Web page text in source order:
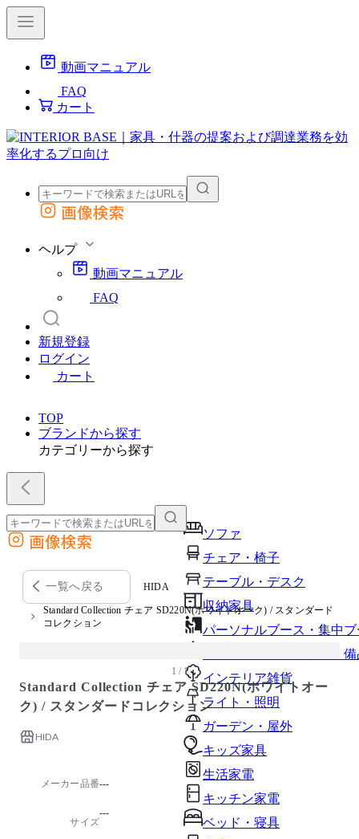
動画マニュアル
FAQ
カート
外部サイトの商品をカートに追加
画像検索
ヘルプ
動画マニュアル
FAQ
新規登録
ログイン
カート
TOP
ブランドから探す
カテゴリーから探す
ソファ
チェア・椅子
テーブル・デスク
収納家具
パーソナルブース・集中
オフィスアクセサリー・
インテリア雑貨
ライト・照明
ガーデン・屋外
キッズ家具
生活家電
キッチン家電
ベッド・寝具
外部サイトの商品をカートに追加
他のサイトで見つけた商品ページのURLを貼り付けて、カートに追加できます
画像検索
一覧へ戻る HIDA
Standard Collection チェア SD220N(ホワイトオーク) / スタンダード
コレクション
1 / 1
Standard Collection チェア SD220N(ホワイトオー
ク) / スタンダードコレクション
HIDA
メーカー品番---
サイズ
---